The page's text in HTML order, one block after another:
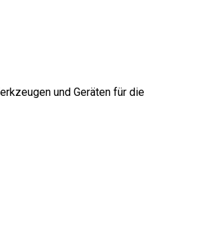
und Geräten für die